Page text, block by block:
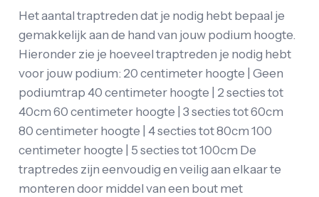
Het aantal traptreden dat je nodig hebt bepaal je
gemakkelijk aan de hand van jouw podium hoogte.
Hieronder zie je hoeveel traptreden je nodig hebt
voor jouw podium: 20 centimeter hoogte | Geen
podiumtrap 40 centimeter hoogte | 2 secties tot
40cm 60 centimeter hoogte | 3 secties tot 60cm
80 centimeter hoogte | 4 secties tot 80cm 100
centimeter hoogte | 5 secties tot 100cm De
traptredes zijn eenvoudig en veilig aan elkaar te
monteren door middel van een bout met